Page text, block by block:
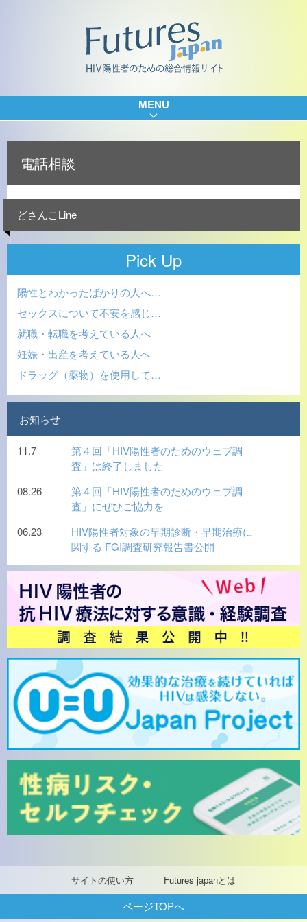
サイトの使い方 Futures japanとは
MENU
電話相談
どさんこLine
Pick Up
陽性とわかったばかりの人へ…
セックスについて不安を感じ…
就職・転職を考えている人へ
妊娠・出産を考えている人へ
ドラッグ（薬物）を使用して…
お知らせ
11.7
第４回「HIV陽性者のためのウェブ調
査」は終了しました
08.26
第４回「HIV陽性者のためのウェブ調
査」にぜひご協力を
06.23
HIV陽性者対象の早期診断・早期治療に
関する FGI調査研究報告書公開
ページTOPへ